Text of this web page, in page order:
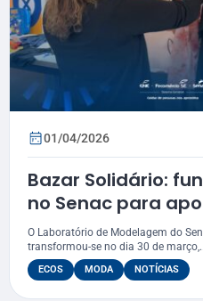
01/04/2026
Bazar Solidário:
no Senac para
humanitária
O Laboratório de Modelagem do
transformou-se no dia 30 de
ECOS MODA NOTÍCIAS